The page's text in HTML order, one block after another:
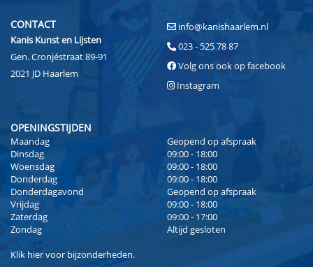
CONTACT
Kanis Kunst en Lijsten
Gen. Cronjéstraat 89-91
2021 JD Haarlem
info@kanishaarlem.nl
023 - 525 78 87
Volg ons ook op facebook
Instagram
OPENINGSTIJDEN
Maandag
Geopend op afspraak
Dinsdag
09:00 - 18:00
Woensdag
09:00 - 18:00
Donderdag
09:00 - 18:00
Donderdagavond
Geopend op afspraak
Vrijdag
09:00 - 18:00
Zaterdag
09:00 - 17:00
Zondag
Altijd gesloten
Klik hiervoor bijzonderheden.